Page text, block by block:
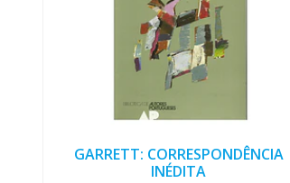
GARRETT: CORRESPONDÊNCIA
INÉDITA